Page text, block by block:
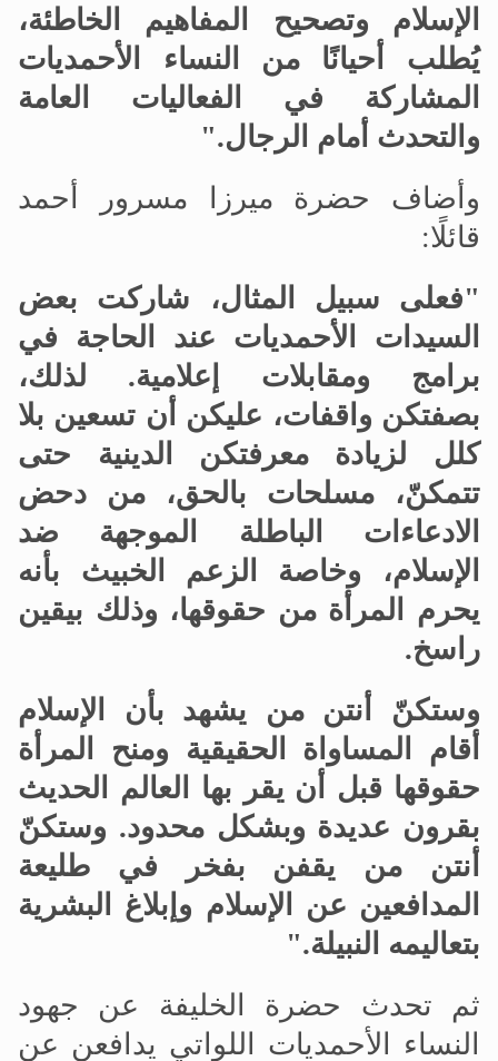
الإسلام وتصحيح المفاهيم الخاطئة،
يُطلب أحيانًا من النساء الأحمديات
المشاركة في الفعاليات العامة
والتحدث أمام الرجال.
"
وأضاف حضرة ميرزا مسرور أحمد
قائلًا:
"فعلى سبيل المثال، شاركت بعض
السيدات الأحمديات عند الحاجة في
برامج ومقابلات إعلامية. لذلك،
بصفتكن واقفات، عليكن أن تسعين بلا
كلل لزيادة معرفتكن الدينية حتى
تتمكنّ، مسلحات بالحق، من دحض
الادعاءات الباطلة الموجهة ضد
الإسلام، وخاصة الزعم الخبيث بأنه
يحرم المرأة من حقوقها، وذلك بيقين
راسخ.
وستكنّ أنتن من يشهد بأن الإسلام
أقام المساواة الحقيقية ومنح المرأة
حقوقها قبل أن يقر بها العالم الحديث
بقرون عديدة وبشكل محدود. وستكنّ
أنتن من يقفن بفخر في طليعة
المدافعين عن الإسلام وإبلاغ البشرية
بتعاليمه النبيلة.
"
ثم تحدث حضرة الخليفة عن جهود
النساء الأحمديات اللواتي يدافعن عن